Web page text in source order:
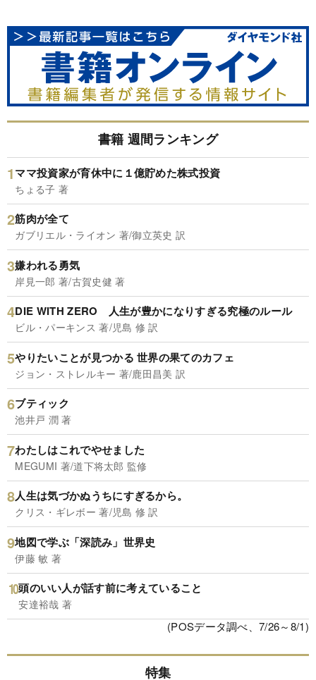
書籍 週間ランキング
ママ投資家が育休中に１億貯めた株式投資
ちょる子 著
筋肉が全て
ガブリエル・ライオン 著/御立英史 訳
嫌われる勇気
岸見一郎 著/古賀史健 著
DIE WITH ZERO 人生が豊かになりすぎる究極のルール
ビル・パーキンス 著/児島 修 訳
やりたいことが見つかる 世界の果てのカフェ
ジョン・ストレルキー 著/鹿田昌美 訳
ブティック
池井戸 潤 著
わたしはこれでやせました
MEGUMI 著/道下将太郎 監修
人生は気づかぬうちにすぎるから。
クリス・ギレボー 著/児島 修 訳
地図で学ぶ「深読み」世界史
伊藤 敏 著
頭のいい人が話す前に考えていること
安達裕哉 著
(POSデータ調べ、7/26～8/1)
特集